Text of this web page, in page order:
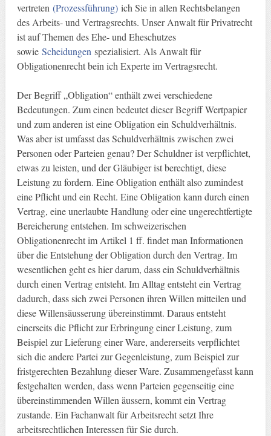
vertreten (Prozessführung)ich Sie in allen Rechtsbelangen
des Arbeits- und Vertragsrechts. Unser Anwalt für Privatrecht
ist auf Themen des Ehe- und Eheschutzes
sowie Scheidungen spezialisiert. Als Anwalt für
Obligationenrecht bein ich Experte im Vertragsrecht.
Der Begriff „Obligation“ enthält zwei verschiedene
Bedeutungen. Zum einen bedeutet dieser Begriff Wertpapier
und zum anderen ist eine Obligation ein Schuldverhältnis.
Was aber ist umfasst das Schuldverhältnis zwischen zwei
Personen oder Parteien genau? Der Schuldner ist verpflichtet,
etwas zu leisten, und der Gläubiger ist berechtigt, diese
Leistung zu fordern. Eine Obligation enthält also zumindest
eine Pflicht und ein Recht. Eine Obligation kann durch einen
Vertrag, eine unerlaubte Handlung oder eine ungerechtfertigte
Bereicherung entstehen. Im schweizerischen
Obligationenrecht im Artikel 1 ff. findet man Informationen
über die Entstehung der Obligation durch den Vertrag. Im
wesentlichen geht es hier darum, dass ein Schuldverhältnis
durch einen Vertrag entsteht. Im Alltag entsteht ein Vertrag
dadurch, dass sich zwei Personen ihren Willen mitteilen und
diese Willensäusserung übereinstimmt. Daraus entsteht
einerseits die Pflicht zur Erbringung einer Leistung, zum
Beispiel zur Lieferung einer Ware, andererseits verpflichtet
sich die andere Partei zur Gegenleistung, zum Beispiel zur
fristgerechten Bezahlung dieser Ware. Zusammengefasst kann
festgehalten werden, dass wenn Parteien gegenseitig eine
übereinstimmenden Willen äussern, kommt ein Vertrag
zustande. Ein Fachanwalt für Arbeitsrecht setzt Ihre
arbeitsrechtlichen Interessen für Sie durch.